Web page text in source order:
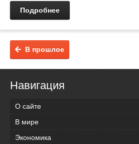
Подробнее
В прошлое
Навигация
О сайте
В мире
Экономика